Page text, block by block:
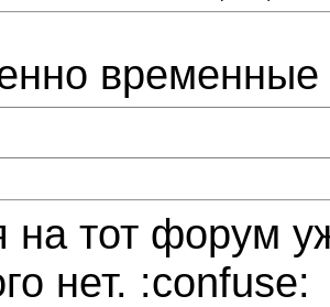
временные
на тот форум
нет. :confuse: